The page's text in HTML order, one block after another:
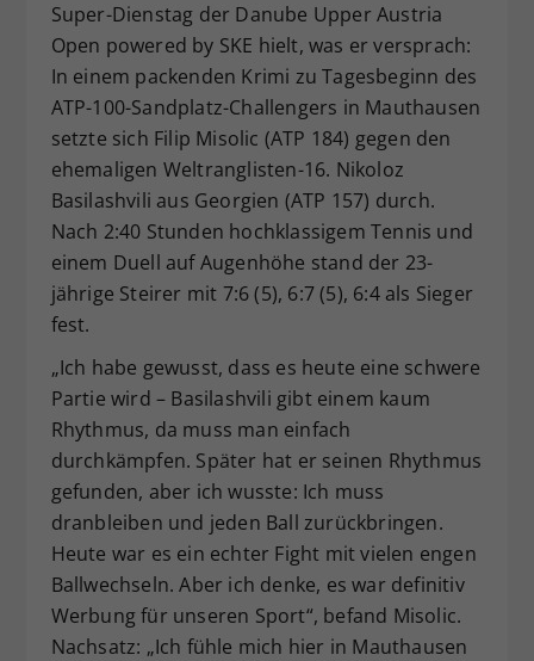
Super-Dienstag der Danube Upper Austria
Open powered by SKE hielt, was er versprach:
In einem packenden Krimi zu Tagesbeginn des
ATP-100-Sandplatz-Challengers in Mauthausen
setzte sich Filip Misolic (ATP 184) gegen den
ehemaligen Weltranglisten-16. Nikoloz
Basilashvili aus Georgien (ATP 157) durch.
Nach 2:40 Stunden hochklassigem Tennis und
einem Duell auf Augenhöhe stand der 23-
jährige Steirer mit 7:6 (5), 6:7 (5), 6:4 als Sieger
fest.
„Ich habe gewusst, dass es heute eine schwere
Partie wird – Basilashvili gibt einem kaum
Rhythmus, da muss man einfach
durchkämpfen. Später hat er seinen Rhythmus
gefunden, aber ich wusste: Ich muss
dranbleiben und jeden Ball zurückbringen.
Heute war es ein echter Fight mit vielen engen
Ballwechseln. Aber ich denke, es war definitiv
Werbung für unseren Sport“, befand Misolic.
Nachsatz: „Ich fühle mich hier in Mauthausen